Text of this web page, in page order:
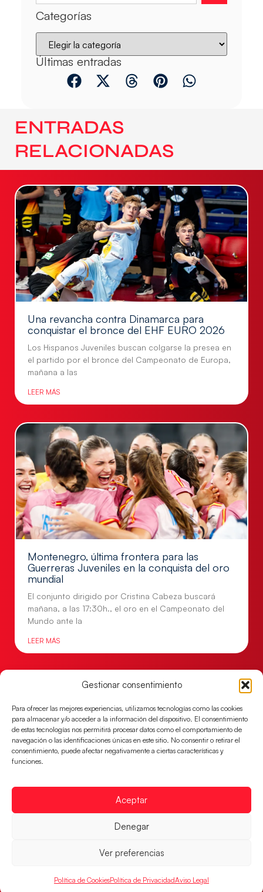
Gestionar consentimiento
Para ofrecer las mejores experiencias, utilizamos tecnologías como las cookies
para almacenar y/o acceder a la información del dispositivo. El consentimiento
de estas tecnologías nos permitirá procesar datos como el comportamiento de
navegación o las identificaciones únicas en este sitio. No consentir o retirar el
consentimiento, puede afectar negativamente a ciertas características y
funciones.
Aceptar
Denegar
Ver preferencias
Política de CookiesPolítica de PrivacidadAviso Legal
Categorías
Últimas entradas
ENTRADAS
RELACIONADAS
Una revancha contra Dinamarca para
conquistar el bronce del EHF EURO 2026
Los Hispanos Juveniles buscan colgarse la presea en
el partido por el bronce del Campeonato de Europa,
mañana a las
LEER MÁS
Montenegro, última frontera para las
Guerreras Juveniles en la conquista del oro
mundial
El conjunto dirigido por Cristina Cabeza buscará
mañana, a las 17:30h., el oro en el Campeonato del
Mundo ante la
LEER MÁS
Las Guerreras Juveniles lucharán por el oro
mundialista
El conjunto dirigido por Cristina Cabeza se lleva la
LEER MÁS